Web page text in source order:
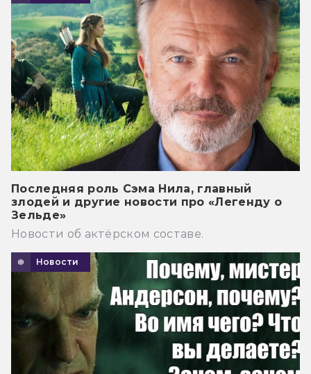
Последняя роль Сэма Нила, главный
злодей и другие новости про «Легенду о
Зельде»
Новости об актёрском составе.
Новости